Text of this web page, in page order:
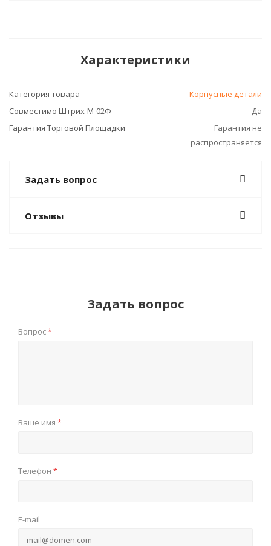
Характеристики
Категория товара
Корпусные детали
Совместимо Штрих-М-02Ф
Да
Гарантия Торговой Площадки
Гарантия не
распространяется
Задать вопрос
Отзывы
Задать вопрос
Вопрос*
Ваше имя *
Телефон *
E-mail